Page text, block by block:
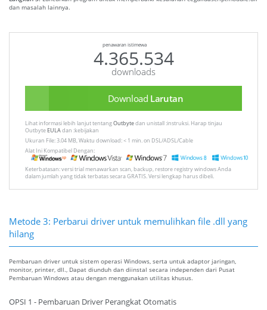
dan masalah lainnya.
penawaran istimewa
4.365.534
downloads
Download Larutan
Lihat informasi lebih lanjut tentangOutbytedan unistall :instruksi. Harap tinjau
Outbyte EULAdan :kebijakan
Ukuran File: 3.04 MB, Waktu download: < 1 min. on DSL/ADSL/Cable
Alat Ini Kompatibel Dengan:
Keterbatasan: versi trial menawarkan scan, backup, restore registry windows Anda
dalam jumlah yang tidak terbatas secara GRATIS. Versi lengkap harus dibeli.
Metode 3: Perbarui driver untuk memulihkan file .dll yang
hilang
Pembaruan driver untuk sistem operasi Windows, serta untuk adaptor jaringan,
monitor, printer, dll., Dapat diunduh dan diinstal secara independen dari Pusat
Pembaruan Windows atau dengan menggunakan utilitas khusus.
OPSI 1 - Pembaruan Driver Perangkat Otomatis